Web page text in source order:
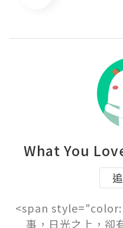
What You
<span style="color:
事，日光之上，卻